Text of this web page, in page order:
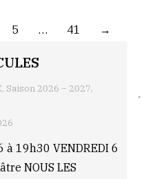
5 … 41 →
, Saison 2026 – 2027,
19h30 VENDREDI 6
NOUS LES